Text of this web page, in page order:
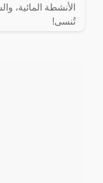
الأنشطة المائية،
تُنسى!